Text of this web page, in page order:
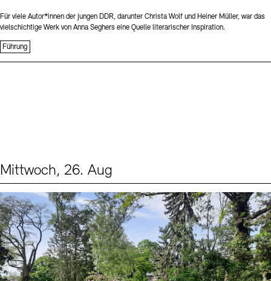
Für viele Autor*innen der jungen DDR, darunter Christa Wolf und Heiner Müller, war das
vielschichtige Werk von Anna Seghers eine Quelle literarischer Inspiration.
Führung
Mittwoch, 26. Aug